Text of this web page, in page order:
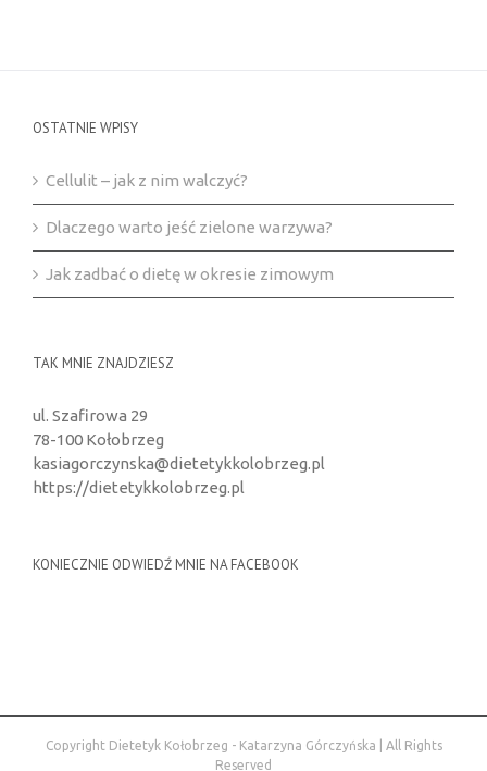
OSTATNIE WPISY
Cellulit – jak z nim walczyć?
Dlaczego warto jeść zielone warzywa?
Jak zadbać o dietę w okresie zimowym
TAK MNIE ZNAJDZIESZ
ul. Szafirowa 29
78-100 Kołobrzeg
kasiagorczynska@dietetykkolobrzeg.pl
https://dietetykkolobrzeg.pl
KONIECZNIE ODWIEDŹ MNIE NA FACEBOOK
Copyright Dietetyk Kołobrzeg - Katarzyna Górczyńska | All Rights
Reserved